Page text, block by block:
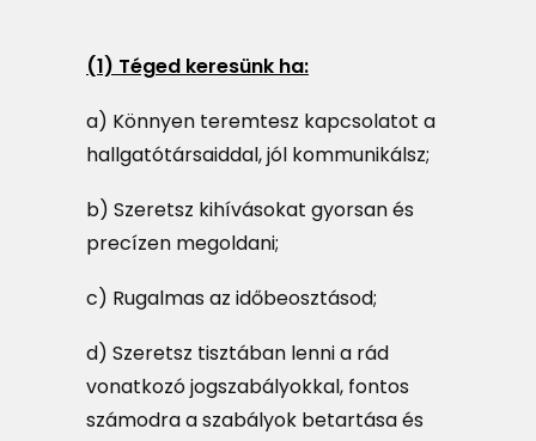
DIÁKHITEL
HU
(1) Téged keresünk ha:
a) Könnyen teremtesz kapcsolatot a
hallgatótársaiddal, jól kommunikálsz;
b) Szeretsz kihívásokat gyorsan és
precízen megoldani;
c) Rugalmas az időbeosztásod;
d) Szeretsz tisztában lenni a rád
vonatkozó jogszabályokkal, fontos
számodra a szabályok betartása és